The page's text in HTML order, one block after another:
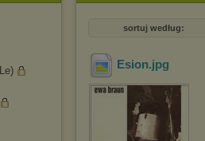
sortuj według:
Esion.jpg